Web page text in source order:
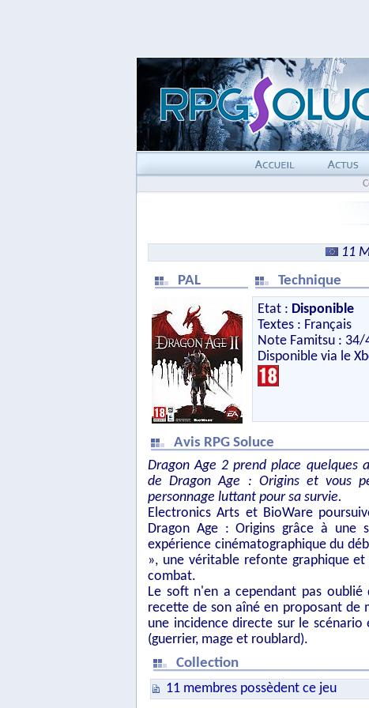
11
PAL
Technique
Etat : Disponible
Textes : Français
Note Famitsu : 34/
Disponible via le
Avis RPG Soluce
Dragon Age 2 prend place quelques
de Dragon Age : Origins et vous
personnage luttant pour sa survie.
Electronics Arts et BioWare
Dragon Age : Origins grâce à une
expérience cinématographique du
», une véritable refonte graphique
combat.
Le soft n'en a cependant pas oublié
recette de son aîné en proposant de
une incidence directe sur le
(guerrier, mage et roublard).
Collection
11 membres possèdent ce jeu